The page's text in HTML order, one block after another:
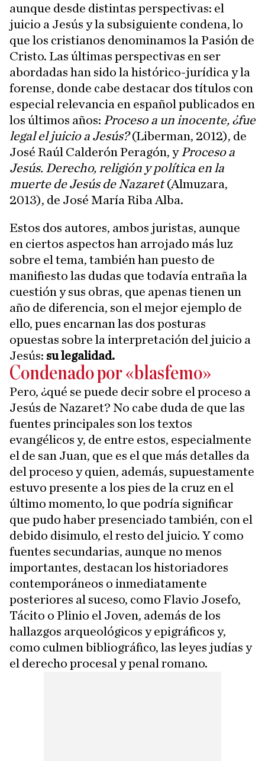
aunque desde distintas perspectivas: el
juicio a Jesús y la subsiguiente condena, lo
que los cristianos denominamos la Pasión de
Cristo. Las últimas perspectivas en ser
abordadas han sido la histórico-jurídica y la
forense, donde cabe destacar dos títulos con
especial relevancia en español publicados en
los últimos años: Proceso a un inocente, ¿fue
legal el juicio a Jesús?(Liberman, 2012), de
José Raúl Calderón Peragón, y Proceso a
Jesús. Derecho, religión y política en la
muerte de Jesús de Nazaret(Almuzara,
2013), de José María Riba Alba.
Estos dos autores, ambos juristas, aunque
en ciertos aspectos han arrojado más luz
sobre el tema, también han puesto de
manifiesto las dudas que todavía entraña la
cuestión y sus obras, que apenas tienen un
año de diferencia, son el mejor ejemplo de
ello, pues encarnan las dos posturas
opuestas sobre la interpretación del juicio a
Jesús: su legalidad.
Condenado por «blasfemo»
Pero, ¿qué se puede decir sobre el proceso a
Jesús de Nazaret? No cabe duda de que las
fuentes principales son los textos
evangélicos y, de entre estos, especialmente
el de san Juan, que es el que más detalles da
del proceso y quien, además, supuestamente
estuvo presente a los pies de la cruz en el
último momento, lo que podría significar
que pudo haber presenciado también, con el
debido disimulo, el resto del juicio. Y como
fuentes secundarias, aunque no menos
importantes, destacan los historiadores
contemporáneos o inmediatamente
posteriores al suceso, como Flavio Josefo,
Tácito o Plinio el Joven, además de los
hallazgos arqueológicos y epigráficos y,
como culmen bibliográfico, las leyes judías y
el derecho procesal y penal romano.